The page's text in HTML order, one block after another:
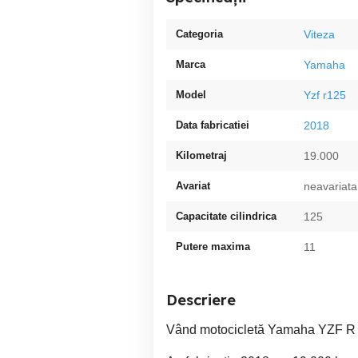
Categoria Viteza
Marca Yamaha
Model Yzf r125
Data fabricatiei 2018
Kilometraj 19.000
Avariat neavariata
Capacitate cilindrica 125
Putere maxima 11
Descriere
Vând motocicletă Yamaha YZF